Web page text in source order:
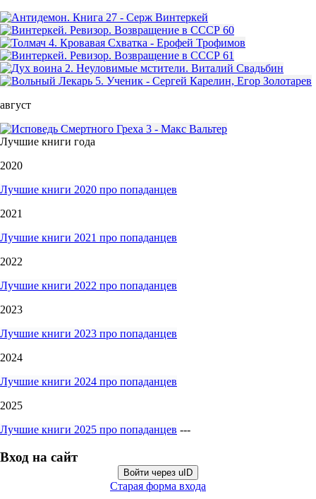
август
Лучшие книги года
2020
Лучшие книги 2020 про попаданцев
2021
Лучшие книги 2021 про попаданцев
2022
Лучшие книги 2022 про попаданцев
2023
Лучшие книги 2023 про попаданцев
2024
Лучшие книги 2024 про попаданцев
2025
Лучшие книги 2025 про попаданцев ---
Вход на сайт
Войти через uID
Старая форма входа